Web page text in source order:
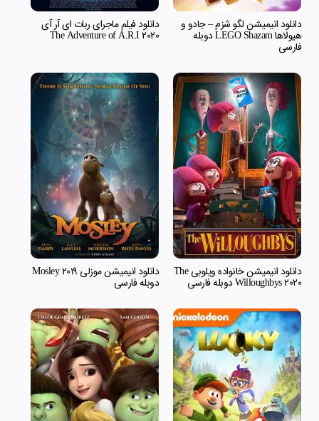
دانلود انیمیشن لگو شزم – جادو و
هیولاها LEGO Shazam دوبله
فارسی
دانلود فیلم ماجرای ربات ای آر آی
The Adventure of A.R.I 2020
دانلود انیمیشن خانواده ویلوبی The
Willoughbys 2020 دوبله فارسی
دانلود انیمیشن موزلی Mosley 2019
دوبله فارسی